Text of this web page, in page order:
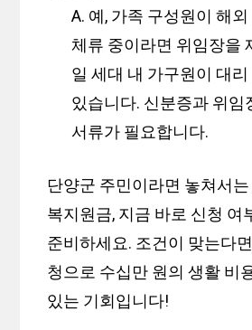
A. 예, 가족 구성원이 해
체류 중이라면 위임장을
일 세대 내 가구원이 대
있습니다. 신분증과 위임
서류가 필요합니다.
단양군 주민이라면 놓쳐서는
복지원금, 지금 바로 신청 여
준비하세요. 조건이 맞는다
청으로 수십만 원의 생활 비
있는 기회입니다!